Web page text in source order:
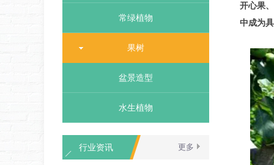
常绿植物
果树
盆景造型
水生植物
更多
行业资讯
开心果
中成为